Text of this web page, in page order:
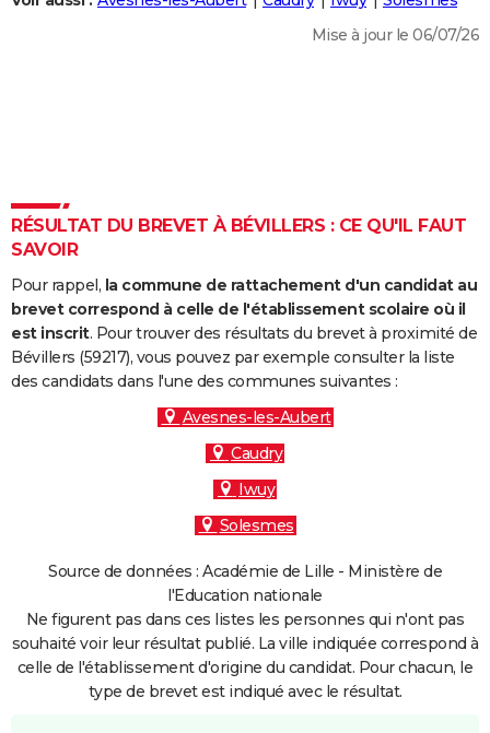
DICTIONNAIRE
Dictionnaire
Biographies
Citations
Expressions
Proverbes
PROGRAMME TV
COPAINS D'AVANT
S'inscrire
Se connecter
Lycées
Collèges
Primaires
Universités
Entreprises
Service militaire
Avis de recherche
AVIS DE DÉCÈS
FORUM
Mise à jour le 06/07/26
RÉSULTAT DU BREVET À BÉVILLERS : CE QU'IL FAUT
SAVOIR
Pour rappel, la commune de rattachement d'un candidat au
brevet correspond à celle de l'établissement scolaire où il
est inscrit. Pour trouver des résultats du brevet à proximité de
Bévillers (59217), vous pouvez par exemple consulter la liste
des candidats dans l'une des communes suivantes :
Avesnes-les-Aubert
Caudry
Iwuy
Solesmes
Source de données : Académie de Lille - Ministère de
l'Education nationale
Ne figurent pas dans ces listes les personnes qui n'ont pas
souhaité voir leur résultat publié. La ville indiquée correspond à
celle de l'établissement d'origine du candidat. Pour chacun, le
type de brevet est indiqué avec le résultat.